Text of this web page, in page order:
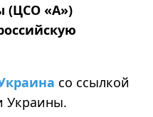
(ЦСО «А»)
со ссылкой
Украины.